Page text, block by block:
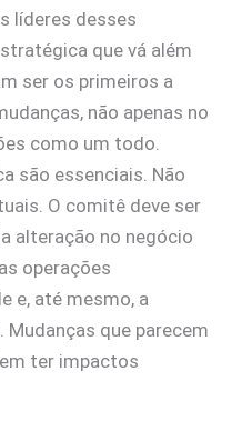
líderes desses
que vá além
ser os primeiros a
não apenas no
como um todo.
são essenciais. Não
O comitê deve ser
alteração no negócio
operações
e, até mesmo, a
que parecem
ter impactos